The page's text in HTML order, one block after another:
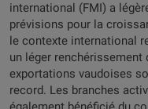
international (FMI) a
prévisions pour la
le contexte international
un léger renchérissement
exportations vaudoises
record. Les branches